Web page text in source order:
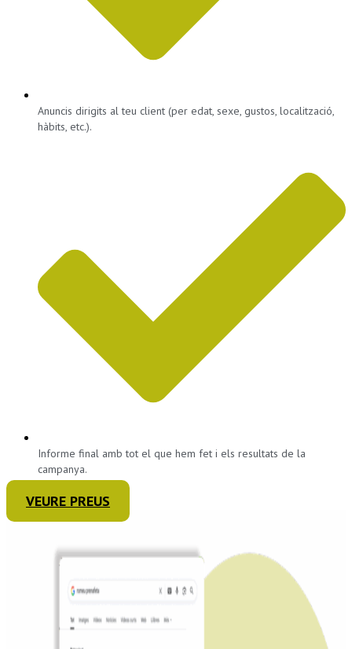
Anuncis dirigits al teu client (per edat, sexe, gustos, localització,
hàbits, etc.).
Informe final amb tot el que hem fet i els resultats de la
campanya.
VEURE PREUS